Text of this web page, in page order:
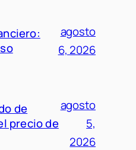
agosto
6, 2026
de
precio de
agosto
5,
2026